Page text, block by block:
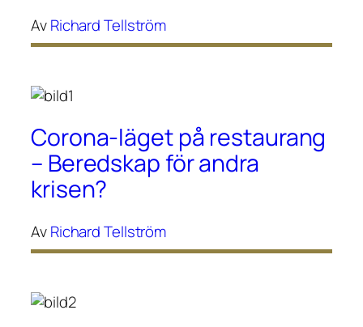
AvRichard Tellström
Corona-läget på restaurang
– Beredskap för andra
krisen?
AvRichard Tellström